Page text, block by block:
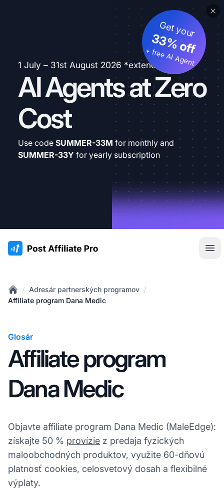
1 July – 31st August 2026 *extended
AI Agents at Zero
Cost
Get your
33% off
+ free AI Agent
Use code SUMMER-33M for monthly and
SUMMER-33Y for yearly subscription
:site.title
Home
/ Adresár partnerských programov /
Affiliate program Dana Medic
Glosár
Affiliate program
Dana Medic
Objavte affiliate program Dana Medic (MaleEdge):
získajte 50 % provízie z predaja fyzických
maloobchodných produktov, využite 60-dňovú
platnosť cookies, celosvetový dosah a flexibilné
výplaty.